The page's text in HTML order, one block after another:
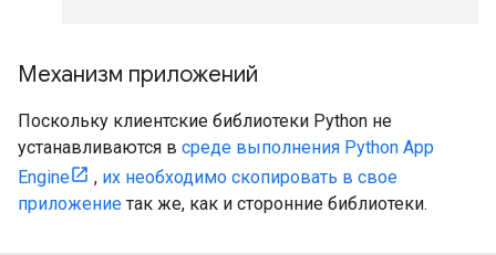
Механизм приложений
Поскольку клиентские библиотеки Python не
устанавливаются в среде выполнения Python App
Engine
, их необходимо скопировать в свое
приложение так же, как и сторонние библиотеки.